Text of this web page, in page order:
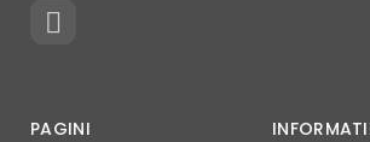
PAGINI